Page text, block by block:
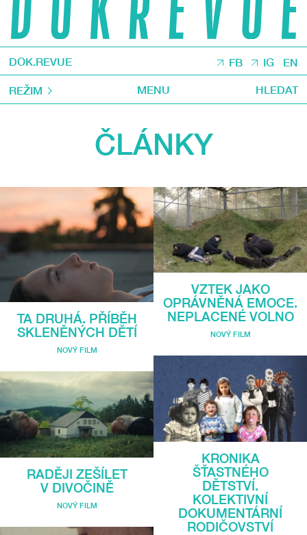
DOK.REVUE FB IG EN
REŽIM MENU HLEDAT
ČLÁNKY
TA DRUHÁ. PŘÍBĚH
SKLENĚNÝCH DĚTÍ
NOVÝ FILM
RADĚJI ZEŠÍLET
V DIVOČINĚ
NOVÝ FILM
VZTEK JAKO
OPRÁVNĚNÁ EMOCE.
NEPLACENÉ VOLNO
NOVÝ FILM
KRONIKA
ŠŤASTNÉHO
DĚTSTVÍ.
KOLEKTIVNÍ
DOKUMENTÁRNÍ
RODIČOVSTVÍ